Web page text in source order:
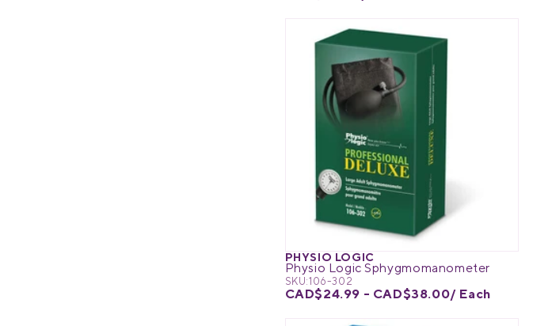
PHYSIO LOGIC
Physio Logic Sphygmomanometer
SKU:106-302
CAD$24.99 - CAD$38.00/ Each